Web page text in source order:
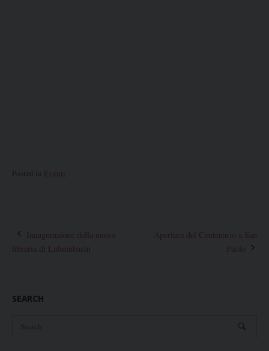
Posted in Eventi
PostInaugurazione della nuova
libreria di Lubumbashi
Apertura del Centenario a San
Paolo
SEARCH